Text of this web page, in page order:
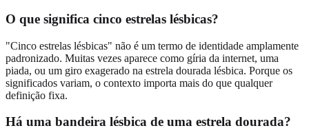
O que significa cinco estrelas lésbicas?
"Cinco estrelas lésbicas" não é um termo de identidade amplamente
padronizado. Muitas vezes aparece como gíria da internet, uma
piada, ou um giro exagerado na estrela dourada lésbica. Porque os
significados variam, o contexto importa mais do que qualquer
definição fixa.
Há uma bandeira lésbica de uma estrela dourada?